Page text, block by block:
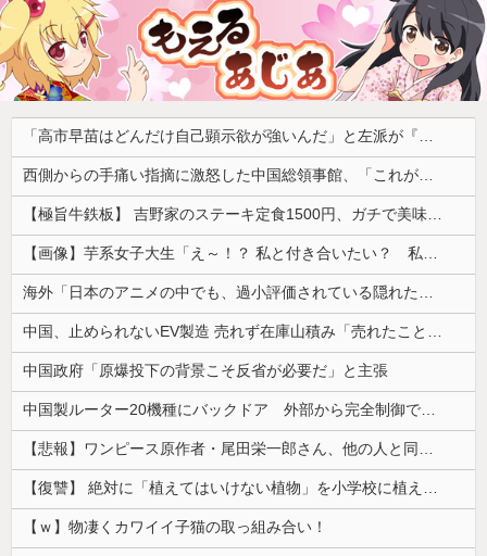
「高市早苗はどんだけ自己顕示欲が強いんだ」と左派が『高木美帆氏に送られた包丁セット』に激怒、「こんな首相は見たことがない」と言い張るも……
西側からの手痛い指摘に激怒した中国総領事館、「これが米国人Youtuberが紹介する本当の中国だ」と動画を公開するも……
【極旨牛鉄板】 吉野家のステーキ定食1500円、ガチで美味そうｗｗｗ
【画像】芋系女子大生「え～！？ 私と付き合いたい？ 私脱いだらこんなんだけどいいの…？🥺」
海外「日本のアニメの中でも、過小評価されている隠れた名作といえばこの作品なんだよね・・・！」【海外の反応】
中国、止められないEV製造 売れず在庫山積み「売れたこと」にして補助金を騙し取る事案を思いつきが横行
中国政府「原爆投下の背景こそ反省が必要だ」と主張
中国製ルーター20機種にバックドア 外部から完全制御できる機能が仕込まれていた
【悲報】ワンピース原作者・尾田栄一郎さん、他の人と同じ「漫画家」という肩書きに不満
【復讐】 絶対に「植えてはいけない植物」を小学校に植えた→20年経って見に行くと…「！？」衝撃の光景が・・・
【ｗ】物凄くカワイイ子猫の取っ組み合い！